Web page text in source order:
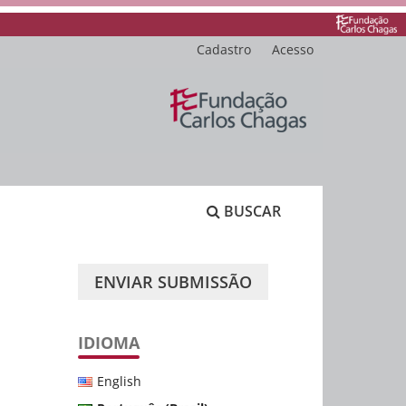
BUSCAR
Cadastro Acesso
ENVIAR SUBMISSÃO
IDIOMA
English